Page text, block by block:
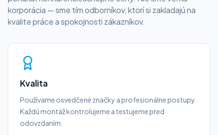
korporácia — sme tím odborníkov, ktorí si zakladajú na
kvalite práce a spokojnosti zákazníkov.
Kvalita
Používame osvedčené značky a profesionálne postupy.
Každú montáž kontrolujeme a testujeme pred
odovzdaním.